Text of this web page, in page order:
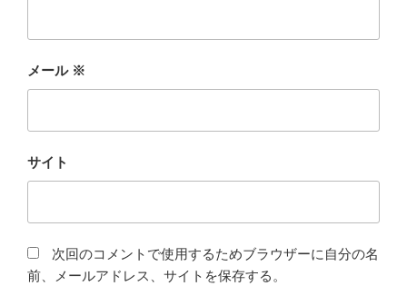
メール ※
サイト
次回のコメントで使用するためブラウザーに自分の名
前、メールアドレス、サイトを保存する。